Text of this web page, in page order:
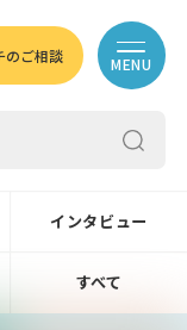
のご相談 MENU
インタビュー
すべて